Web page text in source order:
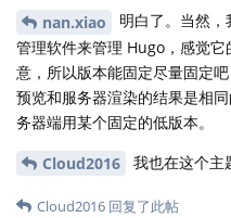
nan.xiao
明白了。当然
管理软件来管理 Hugo，感觉
意，所以版本能固定尽量固定
预览和服务器渲染的结果是相
务器端用某个固定的低版本。
Cloud2016 我也在这个主
Cloud2016 回复了此帖